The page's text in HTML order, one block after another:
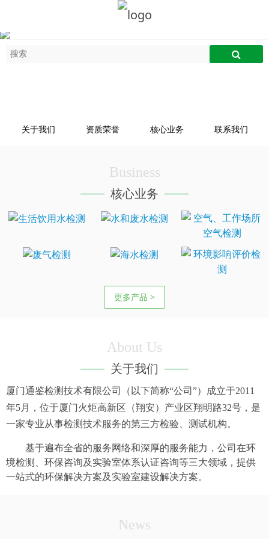
关于我们 资质荣誉 核心业务 联系我们
Business
核心业务
更多产品 >
About Us
关于我们
厦门通鉴检测技术有限公司（以下简称“公司”）成立于2011
年5月，位于厦门火炬高新区（翔安）产业区翔明路32号，是
一家专业从事检测技术服务的第三方检验、测试机构。
基于遍布全省的服务网络和深厚的服务能力，公司在环
境检测、环保咨询及实验室体系认证咨询等三大领域，提供
一站式的环保解决方案及实验室建设解决方案。
News